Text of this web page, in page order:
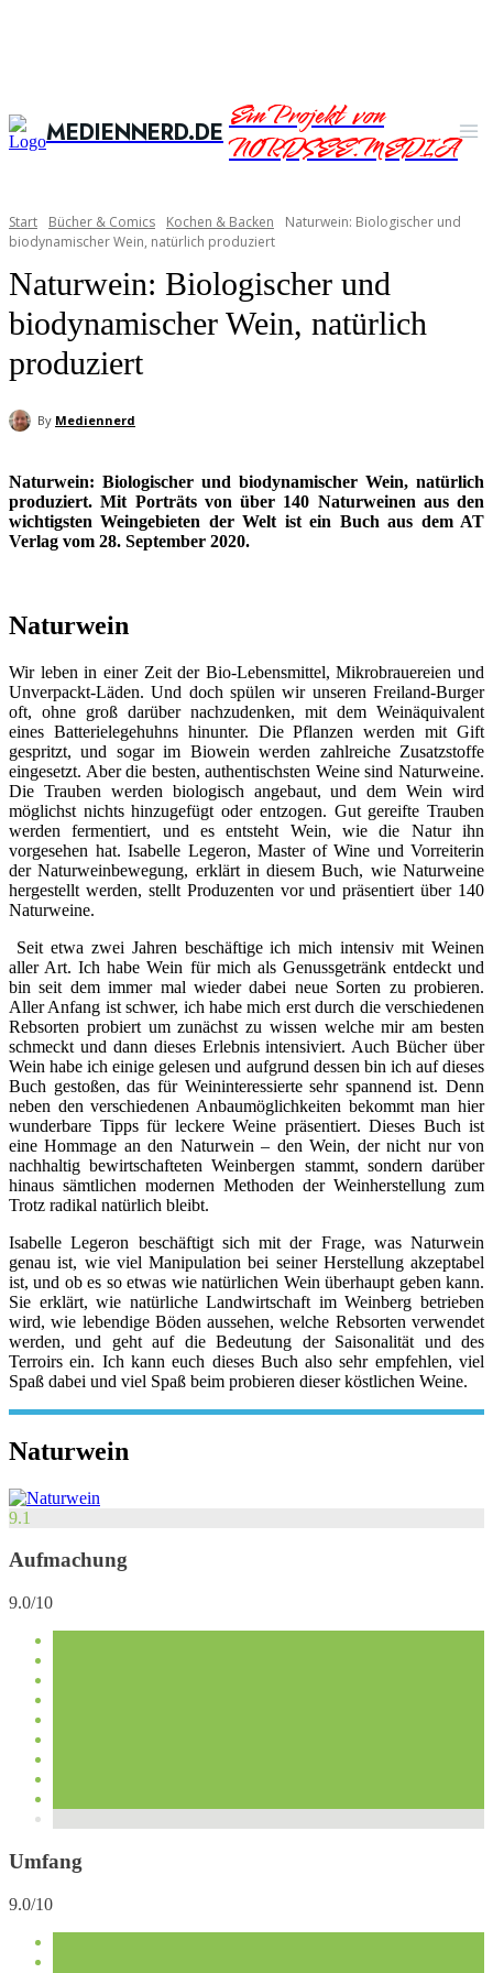
MEDIENNERD.DEEin Projekt von
NORDSEE.MEDIA
Start Bücher & Comics Kochen & Backen
Naturwein: Biologischer und
biodynamischer Wein, natürlich produziert
Naturwein: Biologischer und
biodynamischer Wein, natürlich
produziert
By Mediennerd
Naturwein: Biologischer und biodynamischer Wein, natürlich
produziert. Mit Porträts von über 140 Naturweinen aus den
wichtigsten Weingebieten der Welt ist ein Buch aus dem AT
Verlag vom 28. September 2020.
Naturwein
Wir leben in einer Zeit der Bio-Lebensmittel, Mikrobrauereien und
Unverpackt-Läden. Und doch spülen wir unseren Freiland-Burger
oft, ohne groß darüber nachzudenken, mit dem Weinäquivalent
eines Batterielegehuhns hinunter. Die Pflanzen werden mit Gift
gespritzt, und sogar im Biowein werden zahlreiche Zusatzstoffe
eingesetzt. Aber die besten, authentischsten Weine sind Naturweine.
Die Trauben werden biologisch angebaut, und dem Wein wird
möglichst nichts hinzugefügt oder entzogen. Gut gereifte Trauben
werden fermentiert, und es entsteht Wein, wie die Natur ihn
vorgesehen hat. Isabelle Legeron, Master of Wine und Vorreiterin
der Naturweinbewegung, erklärt in diesem Buch, wie Naturweine
hergestellt werden, stellt Produzenten vor und präsentiert über 140
Naturweine.
Seit etwa zwei Jahren beschäftige ich mich intensiv mit Weinen
aller Art. Ich habe Wein für mich als Genussgetränk entdeckt und
bin seit dem immer mal wieder dabei neue Sorten zu probieren.
Aller Anfang ist schwer, ich habe mich erst durch die verschiedenen
Rebsorten probiert um zunächst zu wissen welche mir am besten
schmeckt und dann dieses Erlebnis intensiviert. Auch Bücher über
Wein habe ich einige gelesen und aufgrund dessen bin ich auf dieses
Buch gestoßen, das für Weininteressierte sehr spannend ist. Denn
neben den verschiedenen Anbaumöglichkeiten bekommt man hier
wunderbare Tipps für leckere Weine präsentiert. Dieses Buch ist
eine Hommage an den Naturwein – den Wein, der nicht nur von
nachhaltig bewirtschafteten Weinbergen stammt, sondern darüber
hinaus sämtlichen modernen Methoden der Weinherstellung zum
Trotz radikal natürlich bleibt.
Isabelle Legeron beschäftigt sich mit der Frage, was Naturwein
genau ist, wie viel Manipulation bei seiner Herstellung akzeptabel
ist, und ob es so etwas wie natürlichen Wein überhaupt geben kann.
Sie erklärt, wie natürliche Landwirtschaft im Weinberg betrieben
wird, wie lebendige Böden aussehen, welche Rebsorten verwendet
werden, und geht auf die Bedeutung der Saisonalität und des
Terroirs ein. Ich kann euch dieses Buch also sehr empfehlen, viel
Spaß dabei und viel Spaß beim probieren dieser köstlichen Weine.
Naturwein
9.1
Aufmachung
9.0/10
Umfang
9.0/10